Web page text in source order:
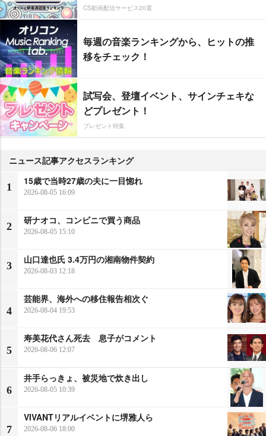
CS動画配信サービス20選
毎週の音楽ランキングから、ヒットの推
移をチェック！
試写会、登壇イベント、サインチェキな
どプレゼント！
プレゼント特集
ニュース記事アクセスランキング
1
15歳で当時27歳の夫に一目惚れ
2026-08-05 16:09
2
研ナオコ、コンビニで買う商品
2026-08-05 15:10
3
山口達也氏 3.4万円の湘南物件契約
2026-08-03 12:18
4
芸能界、海外への移住報告相次ぐ
2026-08-04 19:53
5
寿美花代さん死去 息子がコメント
2026-08-06 12:07
6
井手らっきょ、被災地で炊き出し
2026-08-05 10:39
7
VIVANTリアルイベントに堺雅人ら
2026-08-06 18:00